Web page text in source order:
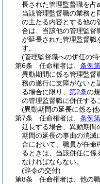
長された管理監督職を占
当該管理監督職の業務と
の主たる内容とする他の
合は、当該他の管理監督
が延長された管理監督職
す。
(管理監督職への併任の
第6条
任命権者は、 条例
異動期間に係る管理監督
務の遂行に支障がないと
る場合に限り、 第2条の
の管理監督職に併任する
(異動期間の延長に係る
第7条
任命権者は、 条例
延長する場合、異動期間
期間の延長の事由の消滅
合において、職員が任命
るときは、当該併任に係
なければならない。
(辞令の交付)
第8条
任命権者は、他の